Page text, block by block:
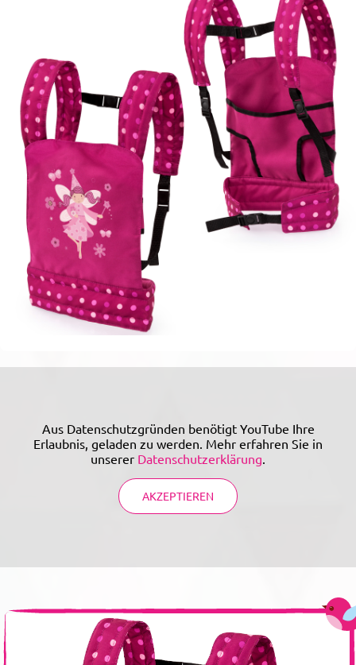
Aus Datenschutzgründen benötigt YouTube Ihre
Erlaubnis, geladen zu werden. Mehr erfahren Sie in
unserer Datenschutzerklärung
AKZEPTIEREN